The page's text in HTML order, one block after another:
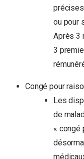
ou pour
Après 3
3
Congé pour
Les
de
« congé